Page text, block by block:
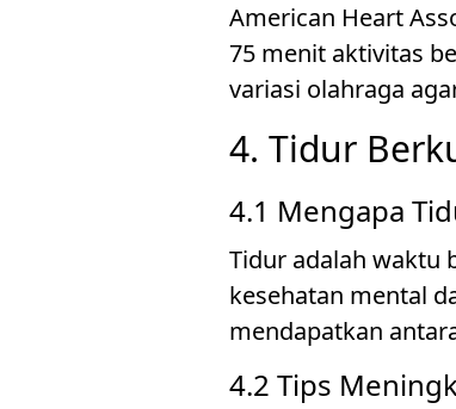
American Heart
75 menit aktivitas
variasi olahraga
4. Tidur
4.1 Mengapa
Tidur adalah waktu
kesehatan mental
mendapatkan
4.2 Tips